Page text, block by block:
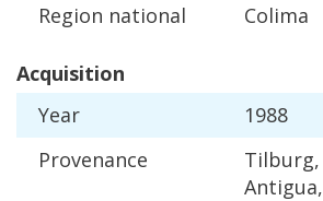
Region national Colima
Acquisition
Year
1988
Provenance
Tilburg,
Antigua,